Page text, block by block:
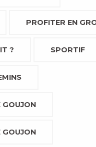
PROFITER EN
? SPORTIF
GOUJON
GOUJON